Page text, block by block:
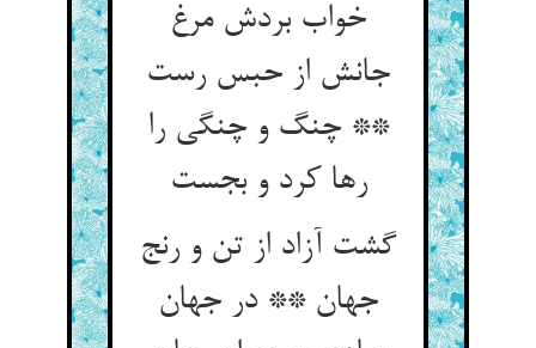
خواب بردش مرغ
جانش از حبس رست
** چنگ و چنگی را
رها کرد و بجست‌‌
گشت آزاد از تن و رنج
جهان ** در جهان